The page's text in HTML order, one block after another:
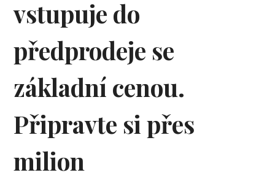
vstupuje do
předprodeje se
základní cenou.
Připravte si přes
milion